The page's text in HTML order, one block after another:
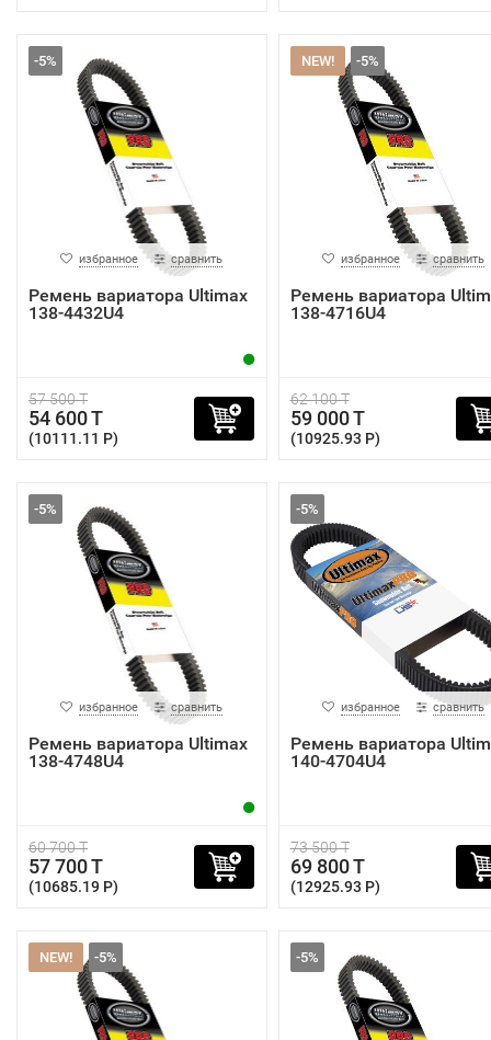
-5%
избранное сравнить
Ремень вариатора Ultimax
138-4432U4
57 500 T
54 600 T
(10111.11 P)
NEW! -5%
избранное сравнить
Ремень вариатора
138-4716U4
62 100 T
59 000 T
(10925.93 P)
-5%
избранное сравнить
Ремень вариатора Ultimax
138-4748U4
60 700 T
57 700 T
(10685.19 P)
-5%
избранное сравнить
Ремень вариатора
140-4704U4
73 500 T
69 800 T
(12925.93 P)
NEW! -5% -5%